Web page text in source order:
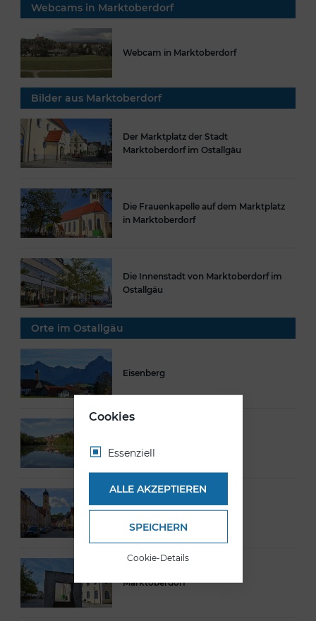
Webcams in Marktoberdorf
Webcam in Marktoberdorf
Bilder aus Marktoberdorf
Der Marktplatz der Stadt
Marktoberdorf im Ostallgäu
Die Frauenkapelle auf dem Marktplatz
in Marktoberdorf
Die Innenstadt von Marktoberdorf im
Ostallgäu
Orte im Ostallgäu
Eisenberg
Kaufbeuren
Marktoberdorf
Cookies
Essenziell
ALLE AKZEPTIEREN
SPEICHERN
Cookie-Details